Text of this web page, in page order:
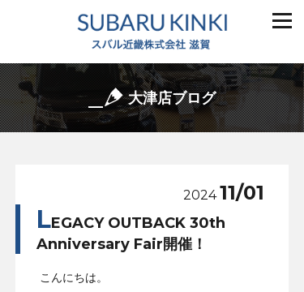
大津店ブログ
202411/01
LEGACY OUTBACK 30th
Anniversary Fair開催！
こんにちは。